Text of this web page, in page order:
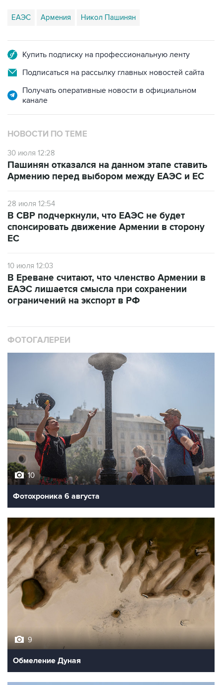
ЕАЭС Армения Никол Пашинян
Купить подписку на профессиональную ленту
Подписаться на рассылку главных новостей сайта
Получать оперативные новости в официальном
канале
НОВОСТИ ПО ТЕМЕ
30 июля 12:28
Пашинян отказался на данном этапе ставить
Армению перед выбором между ЕАЭС и ЕС
28 июля 12:54
В СВР подчеркнули, что ЕАЭС не будет
спонсировать движение Армении в сторону
ЕС
10 июля 12:03
В Ереване считают, что членство Армении в
ЕАЭС лишается смысла при сохранении
ограничений на экспорт в РФ
ФОТОГАЛЕРЕИ
10
Фотохроника 6 августа
9
Обмеление Дуная